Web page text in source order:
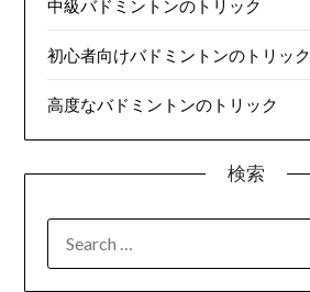
中級バドミントンのトリック
初心者向けバドミントンのトリック
高度なバドミントンのトリック
検索
FOR: